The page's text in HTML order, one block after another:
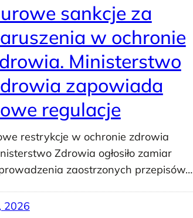
sankcje za
w ochronie
Ministerstwo
zapowiada
regulacje
restrykcje w ochronie zdrowia
Zdrowia ogłosiło zamiar
zaostrzonych przepisów…
2026